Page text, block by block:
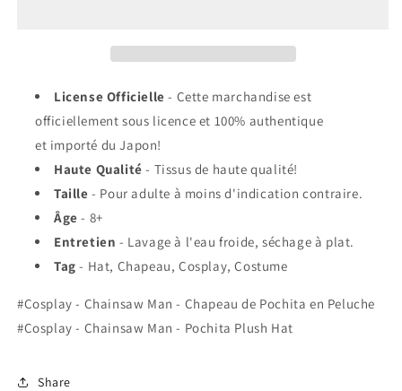
de
en
Peluche
de
en
Peluche
License Officielle - Cette marchandise est
officiellement sous licence et 100% authentique
et importé du Japon!
Haute Qualité - Tissus de haute qualité!
Taille - Pour adulte à moins d'indication contraire.
Âge - 8+
Entretien - Lavage à l'eau froide, séchage à plat.
Tag - Hat, Chapeau, Cosplay, Costume
#Cosplay - Chainsaw Man - Chapeau de Pochita en Peluche
#Cosplay - Chainsaw Man - Pochita Plush Hat
Share